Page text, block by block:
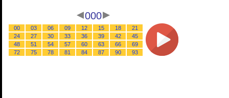
000
00 03 06 09 12 15 18
21
24
27 30 33 36 39 42
45
48
51 54 57 60 63 66
69
72
75 78 81 84 87 90 93